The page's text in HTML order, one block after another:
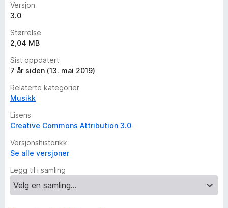
n
g
r
e
n
n
Versjon
3.0
Størrelse
2,04 MB
Sist oppdatert
7 år siden (13. mai 2019)
Relaterte kategorier
Musikk
Lisens
Creative Commons Attribution 3.0
Versjonshistorikk
Se alle versjoner
Legg til i samling